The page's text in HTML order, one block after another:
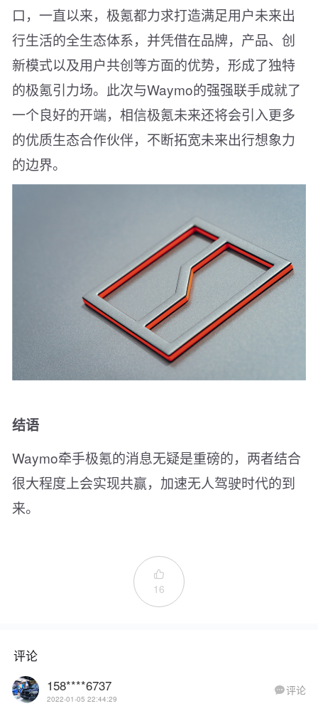
口，一直以来，极氪都力求打造满足用户未来出
行生活的全生态体系，并凭借在品牌，产品、创
新模式以及用户共创等方面的优势，形成了独特
的极氪引力场。此次与Waymo的强强联手成就了
一个良好的开端，相信极氪未来还将会引入更多
的优质生态合作伙伴，不断拓宽未来出行想象力
的边界。
结语
Waymo牵手极氪的消息无疑是重磅的，两者结合
很大程度上会实现共赢，加速无人驾驶时代的到
来。

16
评论
158****6737
2022-01-05 22:44:29
评论